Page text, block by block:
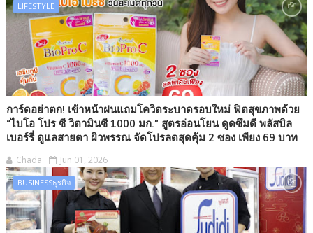
LIFESTYLE
การ์ดอย่าตก! เข้าหน้าฝนแถมโควิดระบาดรอบใหม่ ฟิตสุขภาพด้วย
“ไบโอ โปร ซี วิตามินซี 1000 มก.” สูตรอ่อนโยน ดูดซึมดี พลัสบิล
เบอร์รี่ ดูแลสายตา ผิวพรรณ จัดโปรลดสุดคุ้ม 2 ซอง เพียง 69 บาท
Chada Jun 01, 2026
BUSINESSธุรกิจ